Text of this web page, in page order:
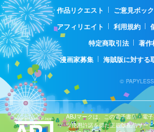
作品リクエスト
ご意見ボッ
アフィリエイト
利用規約
特定商取引法
著作
漫画家募集
海賊版に対する
© PAPYLESS
ABJマークは、この電子書店・電
ツ使用許諾を得た正規版配信サー